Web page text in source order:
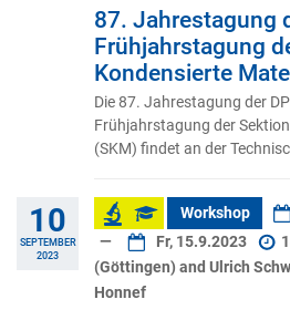
87. Jahrestagung
Frühjahrstagung
Kondensierte
Die 87. Jahrestagung der
Frühjahrstagung der
(SKM) findet an der
10
SEPTEMBER
2023
Workshop
—
Fr, 15.9.2023
(Göttingen) and Ulrich
Honnef